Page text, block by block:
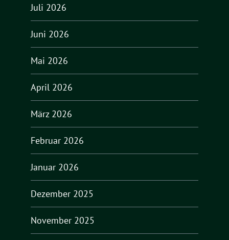
Juli 2026
Juni 2026
Mai 2026
April 2026
März 2026
Februar 2026
Januar 2026
Dezember 2025
November 2025